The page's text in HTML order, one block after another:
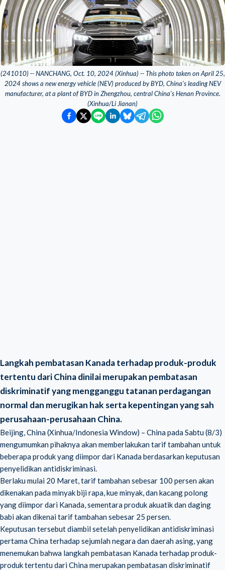
(241010) -- NANCHANG, Oct. 10, 2024 (Xinhua) -- This photo taken on April 25,
2024 shows a new energy vehicle (NEV) produced by BYD, China's leading NEV
manufacturer, at a plant of BYD in Zhengzhou, central China's Henan Province.
(Xinhua/Li Jianan)
Langkah pembatasan Kanada terhadap produk-produk
tertentu dari China dinilai merupakan pembatasan
diskriminatif yang mengganggu tatanan perdagangan
normal dan merugikan hak serta kepentingan yang sah
perusahaan-perusahaan China.
Beijing, China (Xinhua/Indonesia Window) – China pada Sabtu (8/3)
mengumumkan pihaknya akan memberlakukan tarif tambahan untuk
beberapa produk yang diimpor dari Kanada berdasarkan keputusan
penyelidikan antidiskriminasi.
Berlaku mulai 20 Maret, tarif tambahan sebesar 100 persen akan
dikenakan pada minyak biji rapa, kue minyak, dan kacang polong
yang diimpor dari Kanada, sementara produk akuatik dan daging
babi akan dikenai tarif tambahan sebesar 25 persen.
Keputusan tersebut diambil setelah penyelidikan antidiskriminasi
pertama China terhadap sejumlah negara dan daerah asing, yang
menemukan bahwa langkah pembatasan Kanada terhadap produk-
produk tertentu dari China merupakan pembatasan diskriminatif